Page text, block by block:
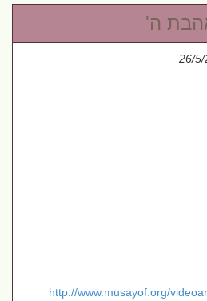
ה'
http://www.musayof.org/